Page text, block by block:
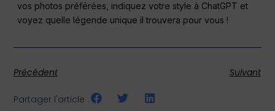
vos photos préférées, indiquez votre style à ChatGPT et
voyez quelle légende unique il trouvera pour vous !
Précédent Suivant
Partager l'article :